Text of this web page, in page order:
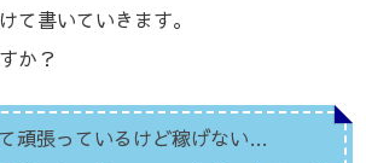
て書いていきます。
か？
頑張っているけど稼げない…